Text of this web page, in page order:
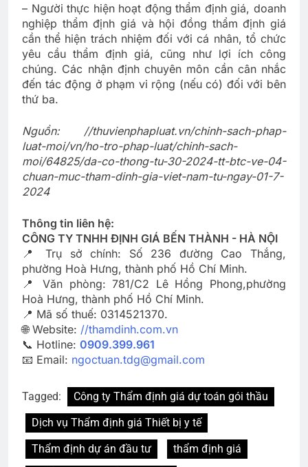
– Người thực hiện hoạt động thẩm định giá, doanh
nghiệp thẩm định giá và hội đồng thẩm định giá
cần thể hiện trách nhiệm đối với cá nhân, tổ chức
yêu cầu thẩm định giá, cũng như lợi ích công
chúng. Các nhận định chuyên môn cần cân nhắc
đến tác động ở phạm vi rộng (nếu có) đối với bên
thứ ba.
Nguồn: //thuvienphapluat.vn/chinh-sach-phap-
luat-moi/vn/ho-tro-phap-luat/chinh-sach-
moi/64825/da-co-thong-tu-30-2024-tt-btc-ve-04-
chuan-muc-tham-dinh-gia-viet-nam-tu-ngay-01-7-
2024
Thông tin liên hệ:
CÔNG TY TNHH ĐỊNH GIÁ BẾN THÀNH - HÀ NỘI
📍 Trụ sở chính: Số 236 đường Cao Thắng,
phường Hoà Hưng, thành phố Hồ Chí Minh.
📍 Văn phòng: 781/C2 Lê Hồng Phong,phường
Hoà Hưng, thành phố Hồ Chí Minh.
📍 Mã số thuế: 0314521370.
🌐 Website: //thamdinh.com.vn
📞 Hotline: 0909.399.961
📧 Email: ngoctuan.tdg@gmail.com
Tagged:
Công ty Thẩm định giá dự toán gói thầu
Dịch vụ Thẩm định giá Thiết bị y tế
Thẩm định dự án đầu tư
thẩm định giá